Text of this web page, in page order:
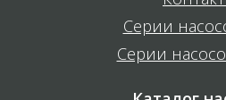
Серии
Серии